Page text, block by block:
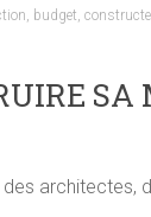
, budget,
SA
architectes,